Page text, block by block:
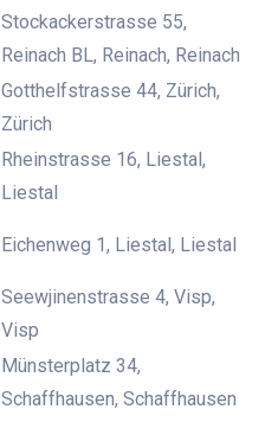
Stockackerstrasse 55,
Reinach BL, Reinach, Reinach
Gotthelfstrasse 44, Zürich,
Zürich
Rheinstrasse 16, Liestal,
Liestal
Eichenweg 1, Liestal, Liestal
Seewjinenstrasse 4, Visp,
Visp
Münsterplatz 34,
Schaffhausen, Schaffhausen